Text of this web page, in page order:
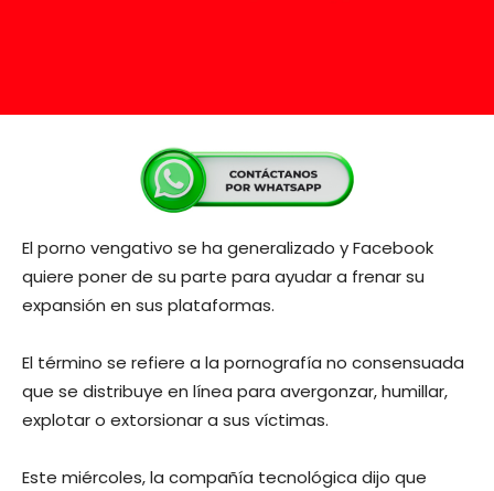
El porno vengativo se ha generalizado y Facebook
quiere poner de su parte para ayudar a frenar su
expansión en sus plataformas.
El término se refiere a la pornografía no consensuada
que se distribuye en línea para avergonzar, humillar,
explotar o extorsionar a sus víctimas.
Este miércoles, la compañía tecnológica dijo que